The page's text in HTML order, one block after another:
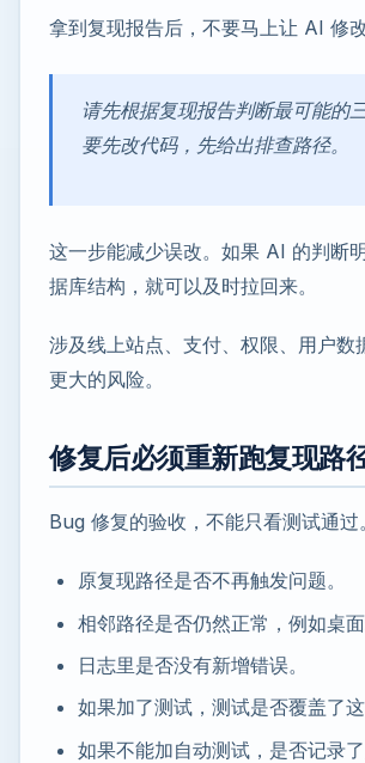
拿到复现报告后，不要马上让 AI 修
请先根据复现报告判断最可能的
要先改代码，先给出排查路径。
这一步能减少误改。如果 AI 的判断
据库结构，就可以及时拉回来。
涉及线上站点、支付、权限、用户数
更大的风险。
修复后必须重新跑复现路
Bug 修复的验收，不能只看测试通
原复现路径是否不再触发问题。
相邻路径是否仍然正常，例如桌
日志里是否没有新增错误。
如果加了测试，测试是否覆盖了这
如果不能加自动测试，是否记录了